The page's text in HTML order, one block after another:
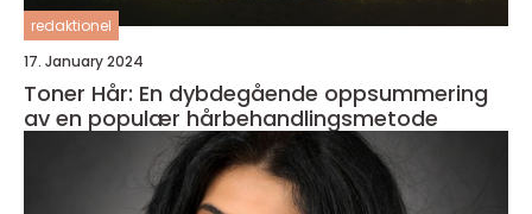
redaktionel
17. January 2024
Toner Hår: En dybdegående oppsummering
av en populær hårbehandlingsmetode